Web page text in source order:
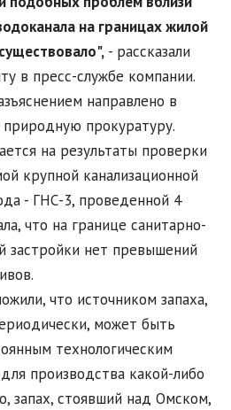
на границах жилой
- рассказали
в пресс-службе компании.
направлено в
прокуратуру.
на результаты проверки
крупной канализационной
- ГНС-3, проведенной 4
что на границе санитарно-
застройки нет превышений
что источником запаха,
может быть
технологическим
производства какой-либо
запах, стоявший над Омском,